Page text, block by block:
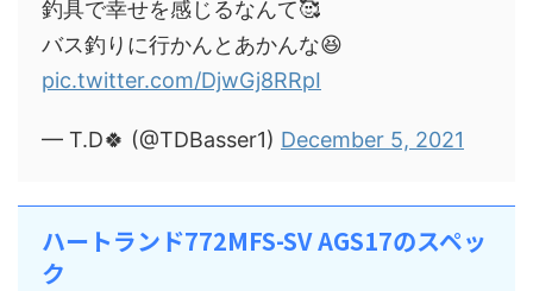
釣具で幸せを感じるなんて🥰
バス釣りに行かんとあかんな😆
pic.twitter.com/DjwGj8RRpI
— T.D🍀 (@TDBasser1) December 5, 2021
ハートランド772MFS-SV AGS17のスペッ
ク